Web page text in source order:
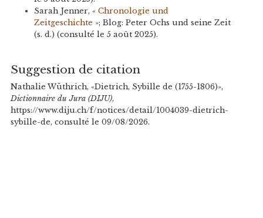
Sarah Jenner, « Chronologie und
Zeitgeschichte »; Blog: Peter Ochs und seine Zeit
(s. d.) (consulté le 5 août 2025).
Suggestion de citation
Nathalie Wüthrich, «Dietrich, Sybille de (1755-1806)»,
Dictionnaire du Jura (DIJU),
https://www.diju.ch/f/notices/detail/1004039-dietrich-
sybille-de, consulté le 09/08/2026.